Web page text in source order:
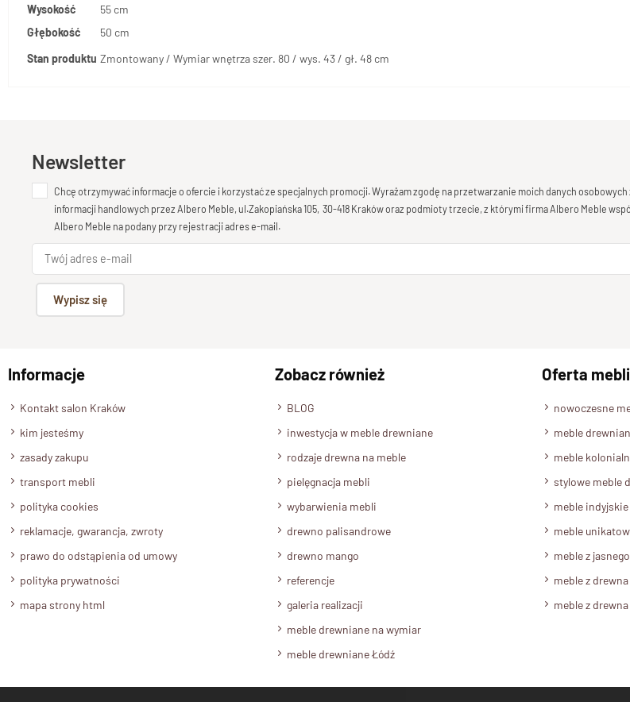
Wysokość
55 cm
Głębokość
50 cm
Stan produktu Zmontowany / Wymiar wnętrza szer. 80 / wys. 43 / gł. 48 cm
Newsletter
Chcę otrzymywać informacje o ofercie i korzystać ze specjalnych promocji. Wyrażam zgodę na przetwarzanie moich danych
informacji handlowych przez Albero Meble, ul.Zakopiańska 105, 30-418 Kraków oraz podmioty trzecie, z którymi firma Albero Meble
Albero Meble na podany przy rejestracji adres e-mail.
Wypisz się
Informacje
Kontakt salon Kraków
kim jesteśmy
zasady zakupu
transport mebli
polityka cookies
reklamacje, gwarancja, zwroty
prawo do odstąpienia od umowy
polityka prywatności
mapa strony html
Zobacz również
BLOG
inwestycja w meble drewniane
rodzaje drewna na meble
pielęgnacja mebli
wybarwienia mebli
drewno palisandrowe
drewno mango
referencje
galeria realizacji
meble drewniane na wymiar
meble drewniane Łódź
Oferta mebli
nowoczesne
meble
meble
stylowe meble
meble indyjskie
meble
meble z
meble z
meble z